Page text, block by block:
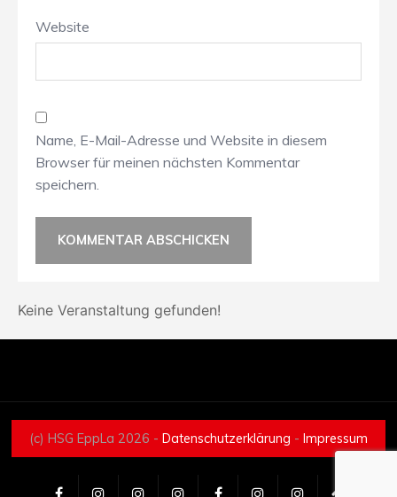
Website
Name, E-Mail-Adresse und Website in diesem
Browser für meinen nächsten Kommentar
speichern.
Keine Veranstaltung gefunden!
(c) HSG EppLa 2026 - Datenschutzerklärung - Impressum